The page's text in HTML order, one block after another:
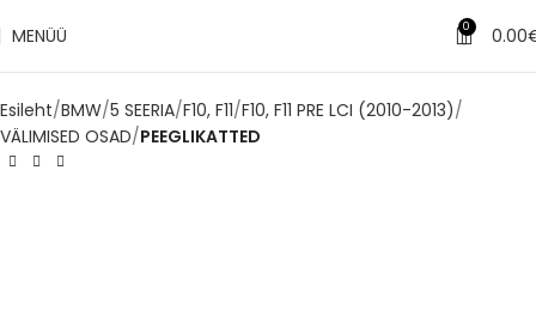
MENÜÜ 0 0.00
Esileht BMW 5 SEERIA F10, F11 F10, F11 PRE LCI (2010-2013)
VÄLIMISED OSAD PEEGLIKATTED
✔Tarne 1–3 tööpäeva jooksul